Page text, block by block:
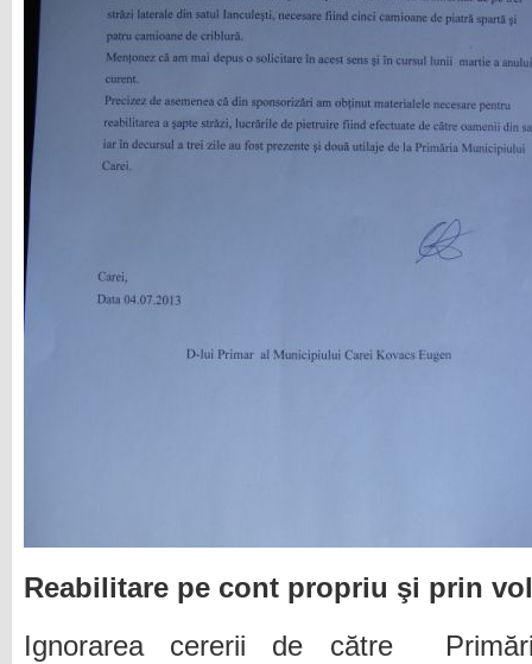
Reabilitare pe cont propriu şi prin
Ignorarea cererii de către